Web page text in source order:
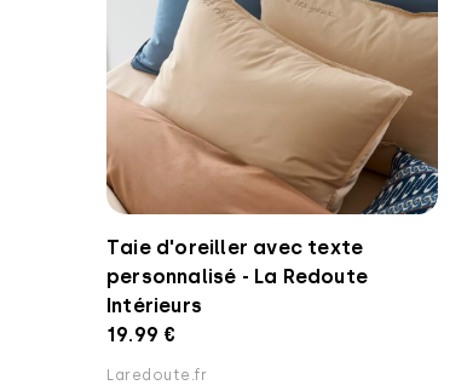
Taie d'oreiller avec texte
personnalisé - La Redoute
Intérieurs
19.99 €
Laredoute.fr